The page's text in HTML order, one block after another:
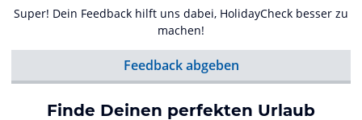
Super! Dein Feedback hilft uns dabei, HolidayCheck besser zu
machen!
Feedback abgeben
Finde Deinen perfekten Urlaub